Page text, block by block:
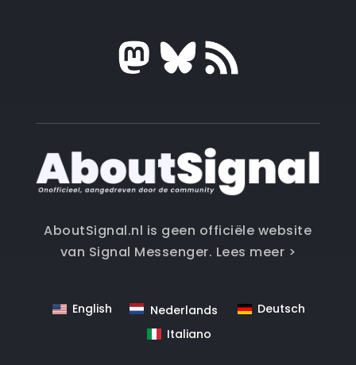
AboutSignal.nl is geen officiële website
van Signal Messenger. Lees meer >
English Nederlands
Deutsch
Italiano